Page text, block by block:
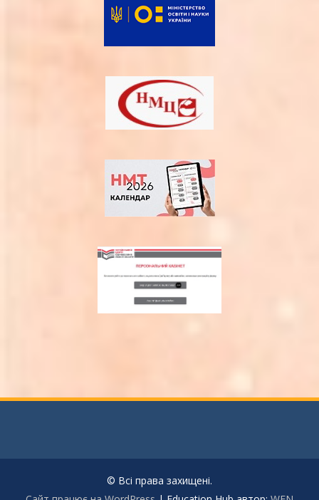
© Всі права захищені.